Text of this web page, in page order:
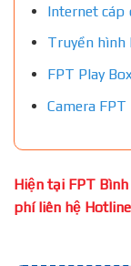
Internet cáp
Truyền hình
FPT Play
Camera FPT
Hiện tại FPT
phí liên hệ